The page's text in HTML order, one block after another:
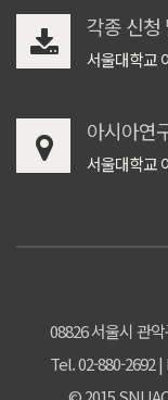
각종 신청
서울대학교
아시아연
서울대학교
08826 서울시 관
Tel. 02-880-2692